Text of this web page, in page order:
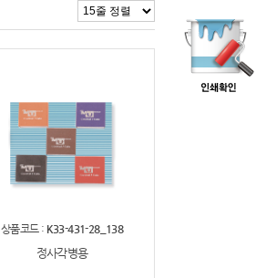
상품코드 : K33-431-28_138
정사각병용